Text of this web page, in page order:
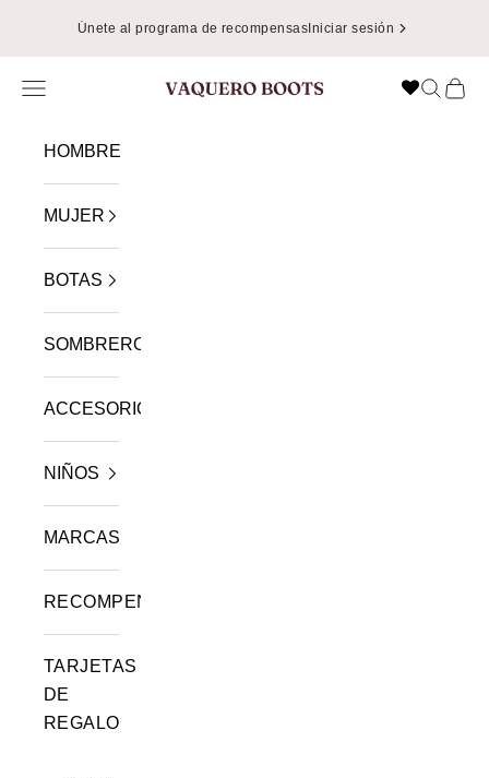
Únete al programa de recompensasIniciar sesión
VAQUERO BOOTS
Menú Buscar
HOMBRE
MUJER
BOTAS
SOMBREROS
ACCESORIOS
NIÑOS
MARCAS
RECOMPENSAS
TARJETAS
DE
REGALO